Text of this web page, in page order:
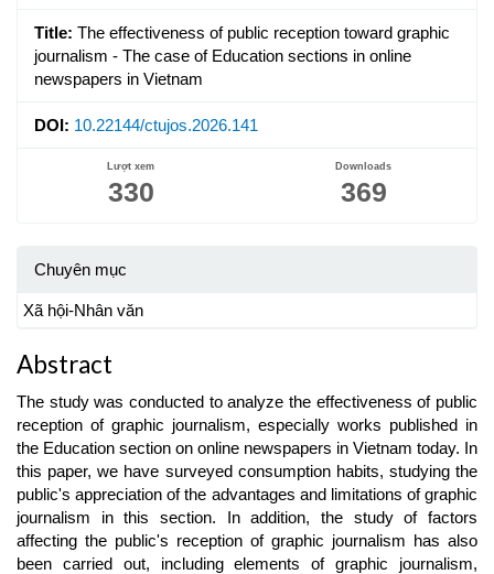
Title: The effectiveness of public reception toward graphic
journalism - The case of Education sections in online
newspapers in Vietnam
DOI: 10.22144/ctujos.2026.141
Lượt xem
330
Downloads
369
Chuyên mục
Xã hội-Nhân văn
Abstract
The study was conducted to analyze the effectiveness of public
reception of graphic journalism, especially works published in
the Education section on online newspapers in Vietnam today. In
this paper, we have surveyed consumption habits, studying the
public's appreciation of the advantages and limitations of graphic
journalism in this section. In addition, the study of factors
affecting the public's reception of graphic journalism has also
been carried out, including elements of graphic journalism,